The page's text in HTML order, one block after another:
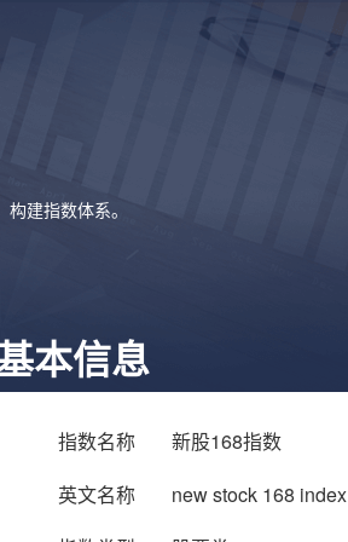
建指数体系。
本信息
指数名称
新股168指数
英文名称
new stock 168 index